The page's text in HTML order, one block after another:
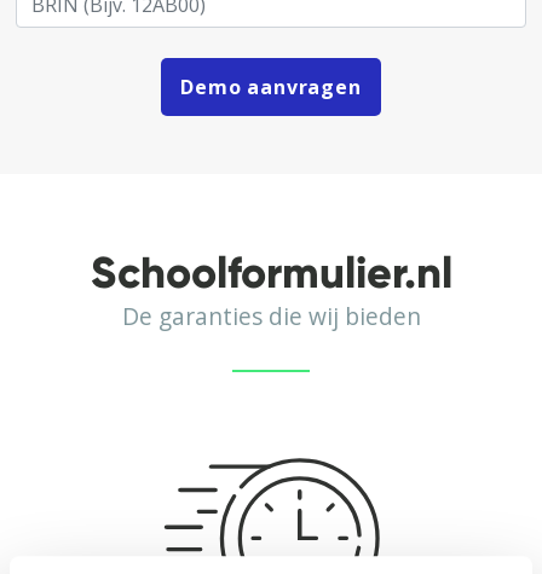
Demo aanvragen
Schoolformulier.nl
De garanties die wij bieden